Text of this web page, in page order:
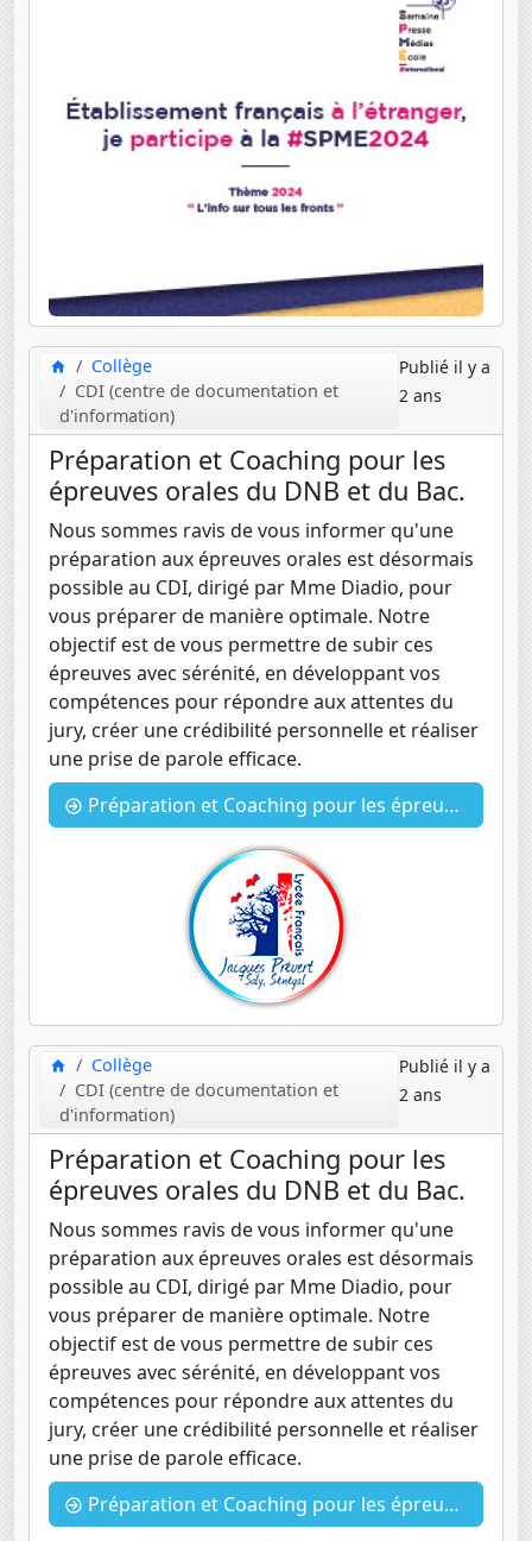
Collège
CDI (centre de documentation et
d'information)
Publié il y a
2 ans
Préparation et Coaching pour les
épreuves orales du DNB et du Bac.
Nous sommes ravis de vous informer qu'une
préparation aux épreuves orales est désormais
possible au CDI, dirigé par Mme Diadio, pour
vous préparer de manière optimale. Notre
objectif est de vous permettre de subir ces
épreuves avec sérénité, en développant vos
compétences pour répondre aux attentes du
jury, créer une crédibilité personnelle et réaliser
une prise de parole efficace.
Préparation et Coaching pour les épreuves orales du DNB et du Bac.
Collège
CDI (centre de documentation et
d'information)
Publié il y a
2 ans
Préparation et Coaching pour les
épreuves orales du DNB et du Bac.
Nous sommes ravis de vous informer qu'une
préparation aux épreuves orales est désormais
possible au CDI, dirigé par Mme Diadio, pour
vous préparer de manière optimale. Notre
objectif est de vous permettre de subir ces
épreuves avec sérénité, en développant vos
compétences pour répondre aux attentes du
jury, créer une crédibilité personnelle et réaliser
une prise de parole efficace.
Préparation et Coaching pour les épreuves orales du DNB et du Bac.